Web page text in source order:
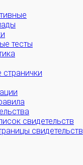
тесты
свидетельств
свидетельств